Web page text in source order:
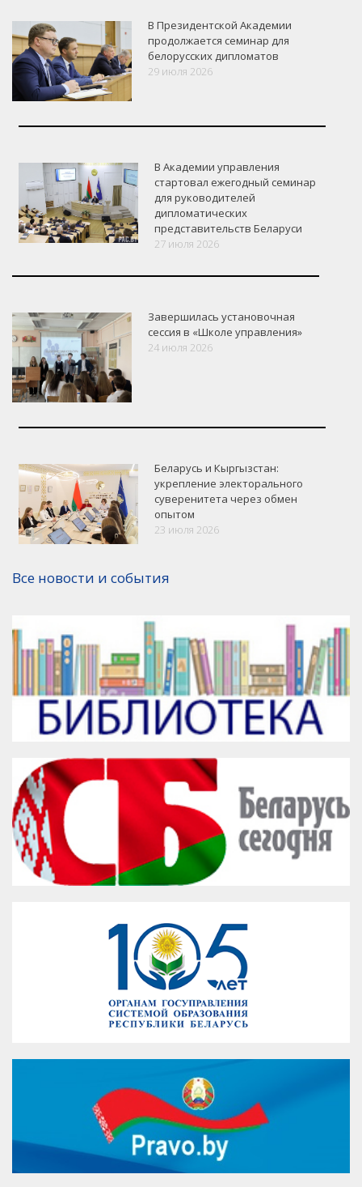
VK Google+ Facebook
В Президентской Академии
продолжается семинар для
белорусских дипломатов
29 июля 2026
В Академии управления
стартовал ежегодный семинар
для руководителей
дипломатических
представительств Беларуси
27 июля 2026
Завершилась установочная
сессия в «Школе управления»
24 июля 2026
Беларусь и Кыргызстан:
укрепление электорального
суверенитета через обмен
опытом
23 июля 2026
Все новости и события